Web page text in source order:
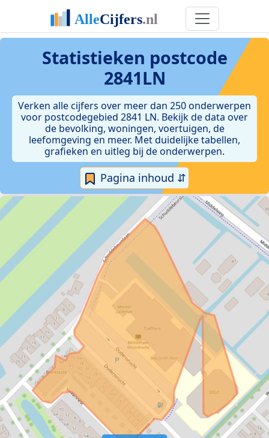
Statistieken postcode
2841LN
Verken alle cijfers over meer dan 250 onderwerpen
voor postcodegebied 2841 LN. Bekijk de data over
de bevolking, woningen, voertuigen, de
leefomgeving en meer. Met duidelijke tabellen,
grafieken en uitleg bij de onderwerpen.
Pagina inhoud ⇵